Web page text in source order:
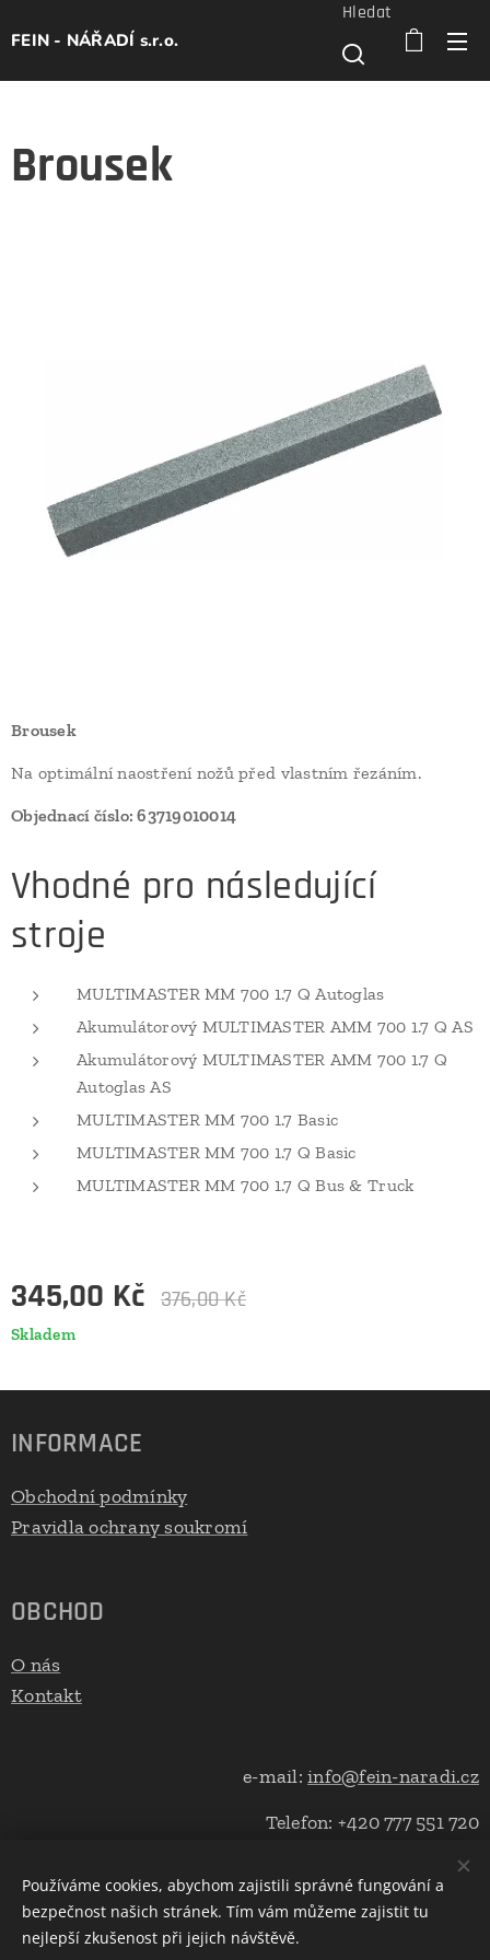
FEIN - NÁŘADÍ s.r.o.
Hledat
Brousek
Brousek
Na optimální naostření nožů před vlastním řezáním.
Objednací číslo: 63719010014
Vhodné pro následující
stroje
MULTIMASTER MM 700 1.7 Q Autoglas
Akumulátorový MULTIMASTER AMM 700 1.7 Q AS
Akumulátorový MULTIMASTER AMM 700 1.7 Q
Autoglas AS
MULTIMASTER MM 700 1.7 Basic
MULTIMASTER MM 700 1.7 Q Basic
MULTIMASTER MM 700 1.7 Q Bus & Truck
345,00 Kč 376,00Kč
Skladem
INFORMACE
Obchodní podmínky
Pravidla ochrany soukromí
OBCHOD
O nás
Kontakt
e-mail:info@fein-naradi.cz
Telefon: +420 777 551 720
Cookies
Používáme cookies, abychom zajistili správné fungování a
bezpečnost našich stránek. Tím vám můžeme zajistit tu
nejlepší zkušenost při jejich návštěvě.